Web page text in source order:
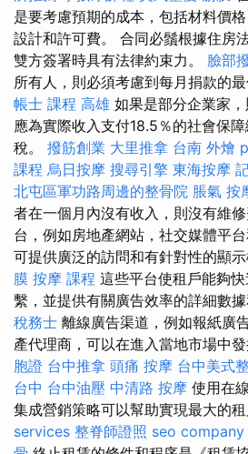
是要考慮預期的成本，包括材料價
設計和許可費。 合同必鬚根據住房
雙方簽署時具有法律約束力。 臉部
所有人，則必須考慮到每月捐款的最
帳士 課程 高雄 如果是部分企業家，
應為實際收入支付18.5％的社會保
稅。 撥筋創業 大里推拿 台南 外燴
課程 烏日按摩 搜尋引擎 東海按摩
北屯區軍功路周邊的整骨院 脹氣 按
者在一個月內沒有收入，則沒有維
台，例如房地產網站，社交媒體平
可提供廣泛的訪問和有針對性的顯示
膜 按摩 課程 這些平台使租戶能夠
繫，並提供有關廣告效率的詳細數據
稅務士 離線廣告渠道，例如報紙廣
產代理商，可以在進入當地市場中發
胞證 台中推拿 頭痛 按摩 台中美式
台中 台中油壓 中清路 按摩 使用在
集成營銷策略可以幫助實現最大的租
services 整脊師證照 seo company